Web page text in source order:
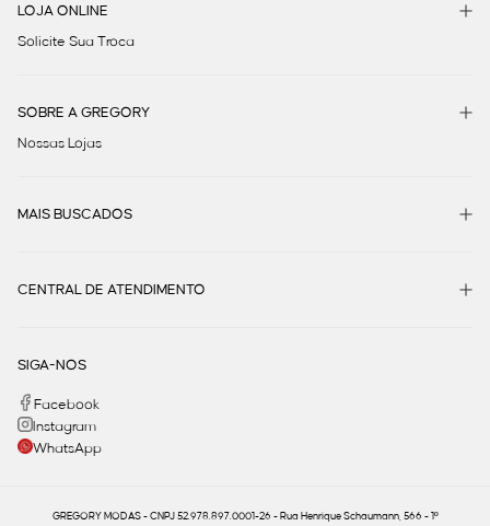
LOJA ONLINE
Solicite Sua Troca
SOBRE A GREGORY
Nossas Lojas
MAIS BUSCADOS
CENTRAL DE ATENDIMENTO
SIGA-NOS
Facebook
Instagram
WhatsApp
GREGORY MODAS - CNPJ 52.978.897.0001-26 - Rua Henrique Schaumann, 566 - 1º